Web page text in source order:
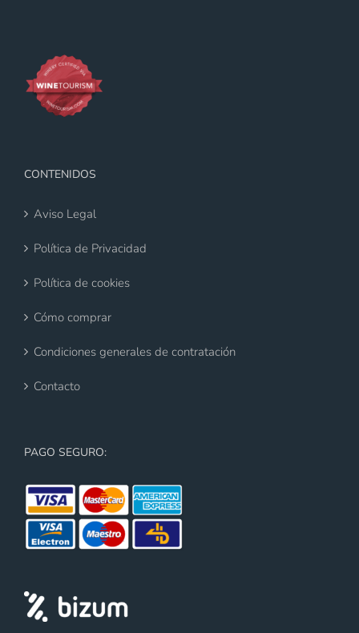
CONTENIDOS
Aviso Legal
Política de Privacidad
Política de cookies
Cómo comprar
Condiciones generales de contratación
Contacto
PAGO SEGURO: